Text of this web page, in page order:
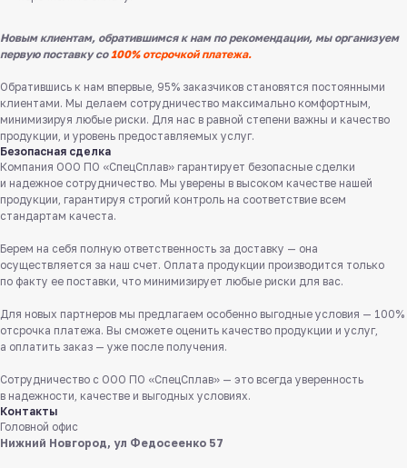
Новым клиентам, обратившимся к нам по рекомендации, мы организуем
первую поставку со100% отсрочкой платежа.
Обратившись к нам впервые, 95% заказчиков становятся постоянными
клиентами. Мы делаем сотрудничество максимально комфортным,
минимизируя любые риски. Для нас в равной степени важны и качество
продукции, и уровень предоставляемых услуг.
Безопасная сделка
Компания ООО ПО «СпецСплав» гарантирует безопасные сделки
и надежное сотрудничество. Мы уверены в высоком качестве нашей
продукции, гарантируя строгий контроль на соответствие всем
стандартам качеста.
Берем на себя полную ответственность за доставку — она
осуществляется за наш счет. Оплата продукции производится только
по факту ее поставки, что минимизирует любые риски для вас.
Для новых партнеров мы предлагаем особенно выгодные условия — 100%
отсрочка платежа. Вы сможете оценить качество продукции и услуг,
а оплатить заказ — уже после получения.
Сотрудничество с ООО ПО «СпецСплав» — это всегда уверенность
в надежности, качестве и выгодных условиях.
Контакты
Головной офис
Нижний Новгород, ул Федосеенко 57
Заказать звонок
Служба поддержки клиентов
Пишите нам
8 831 413 29 55